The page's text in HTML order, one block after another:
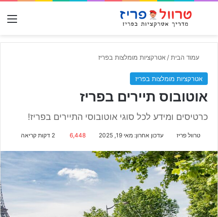
חפש עבור
עמוד הבית/ אטרקציות מומלצות בפריז
אטרקציות מומלצות בפריז
אוטובוס תיירים בפריז
כרטיסים ומידע לכל סוגי אוטובוסי התיירים בפריז!
טרוול פריז
Send
email
עדכון אחרון: מאי 19, 2025 6,448